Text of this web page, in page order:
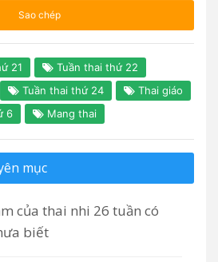
Sao chép
21
Tuần thai thứ 22
Tuần thai thứ 24
Thai giáo
6
Mang thai
mục
của thai nhi 26 tuần có
biết